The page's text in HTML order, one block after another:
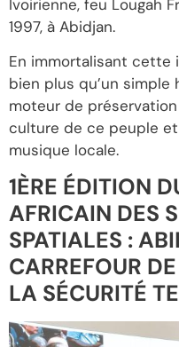
Ivoirienne, feu Lougah
1997, à Abidjan.
En immortalisant cette
bien plus qu’un simple
moteur de
culture de ce peuple
musique locale.
1ÈRE ÉDITION
AFRICAIN DES
SPATIALES :
CARREFOUR
LA SÉCURITÉ